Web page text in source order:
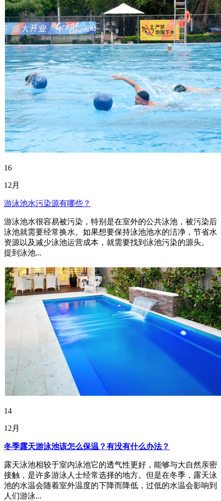
16
12月
游泳池水污染源有哪些？
游泳池水很容易被污染，特别是在室外的公共泳池，被污染后
泳池就需要经常换水。如果想要保持泳池池水的洁净，节省水
资源以及减少泳池运营成本，就需要找到泳池污染的源头。
提到泳池...
14
12月
冬季露天游泳池该怎么保温？有没有什么办法？
露天泳池相较于室内泳池它的透气性更好，能够与大自然亲密
接触，是许多游泳人士经常选择的地方。但是在冬季，露天泳
池的水温会随着室外温度的下降而降低，过低的水温会影响到
人们游泳...